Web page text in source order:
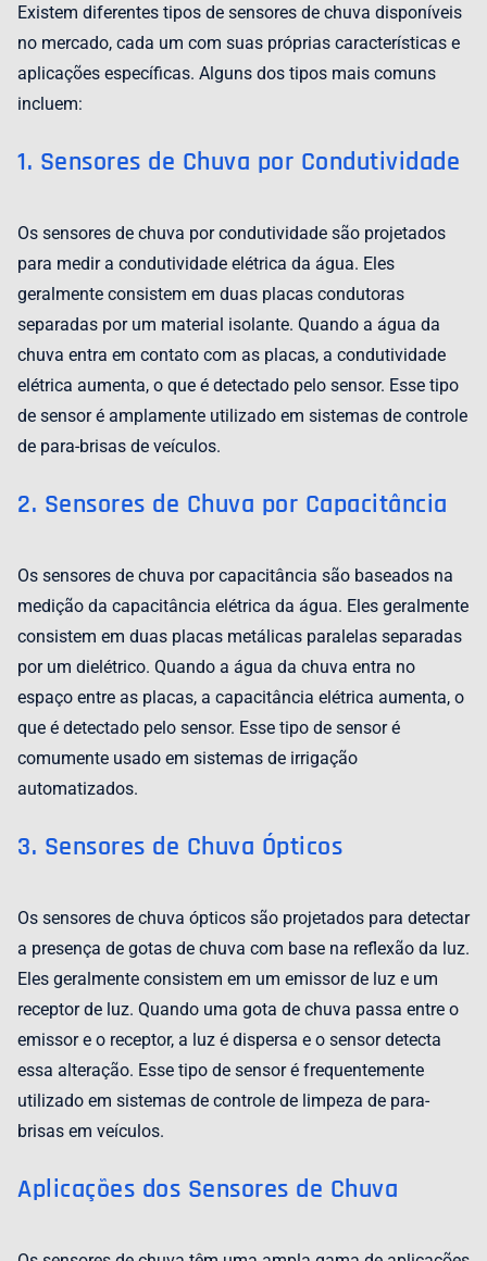
Existem diferentes tipos de sensores de chuva disponíveis
no mercado, cada um com suas próprias características e
aplicações específicas. Alguns dos tipos mais comuns
incluem:
1. Sensores de Chuva por Condutividade
Os sensores de chuva por condutividade são projetados
para medir a condutividade elétrica da água. Eles
geralmente consistem em duas placas condutoras
separadas por um material isolante. Quando a água da
chuva entra em contato com as placas, a condutividade
elétrica aumenta, o que é detectado pelo sensor. Esse tipo
de sensor é amplamente utilizado em sistemas de controle
de para-brisas de veículos.
2. Sensores de Chuva por Capacitância
Os sensores de chuva por capacitância são baseados na
medição da capacitância elétrica da água. Eles geralmente
consistem em duas placas metálicas paralelas separadas
por um dielétrico. Quando a água da chuva entra no
espaço entre as placas, a capacitância elétrica aumenta, o
que é detectado pelo sensor. Esse tipo de sensor é
comumente usado em sistemas de irrigação
automatizados.
3. Sensores de Chuva Ópticos
Os sensores de chuva ópticos são projetados para detectar
a presença de gotas de chuva com base na reflexão da luz.
Eles geralmente consistem em um emissor de luz e um
receptor de luz. Quando uma gota de chuva passa entre o
emissor e o receptor, a luz é dispersa e o sensor detecta
essa alteração. Esse tipo de sensor é frequentemente
utilizado em sistemas de controle de limpeza de para-
brisas em veículos.
Aplicações dos Sensores de Chuva